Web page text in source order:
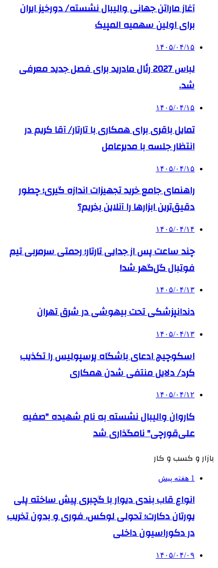
آغاز ماراتن جهانی والیبال نشسته/ دورخیز ایران
برای اولین سهمیه المپیک
۱۴۰۵/۰۴/۱۵
لباس 2027 رئال مادرید برای فصل جدید معرفی
شد.
۱۴۰۵/۰۴/۱۵
تمایل باقری برای همکاری با تارتار/ آقا کریم در
انتظار جلسه با مدیرعامل
۱۴۰۵/۰۴/۱۵
راهنمای جامع خرید تجهیزات اندازه گیری؛ چطور
دقیق‌ترین ابزارها را آنلاین بخریم؟
۱۴۰۵/۰۴/۱۴
چند ساعت پس از جدایی تارتار؛ رحمتی سرمربی تیم
فوتبال گل‌گهر شد!
۱۴۰۵/۰۴/۱۳
دندانپزشکی تحت بیهوشی در شرق تهران
۱۴۰۵/۰۴/۱۳
اسکوچیچ ادعای باشگاه پرسپولیس را تکذیب
کرد/ دلایل منتفی شدن همکاری
۱۴۰۵/۰۴/۱۲
کاروان والیبال نشسته به نام شهیده "صفیه
علی‌قورچی" نامگذاری شد
بازار و کسب و کار
1 هفته پیش
انواع قاب بندی دیوار با گچبری پیش ساخته پلی
یورتان دکارت؛ تحولی لوکس، فوری و بدون تخریب
در دکوراسیون داخلی
۱۴۰۵/۰۴/۰۹